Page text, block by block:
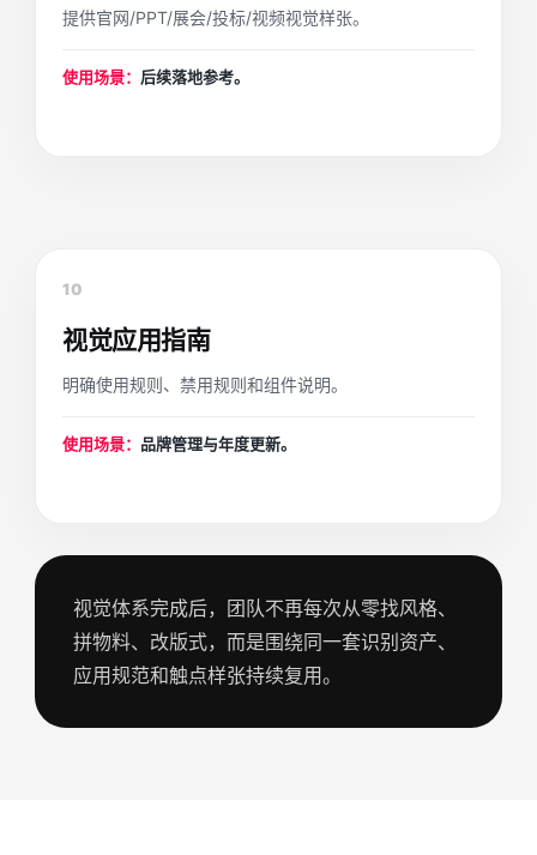
提供官网/PPT/展会/投标/视频视觉样张。
使用场景： 后续落地参考。
10
视觉应用指南
明确使用规则、禁用规则和组件说明。
使用场景： 品牌管理与年度更新。
视觉体系完成后，团队不再每次从零找风格、
拼物料、改版式，而是围绕同一套识别资产、
应用规范和触点样张持续复用。